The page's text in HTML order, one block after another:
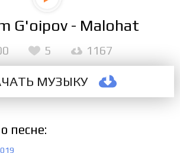
G'oipov - Malohat
МУЗЫКУ
5 1167
песне: